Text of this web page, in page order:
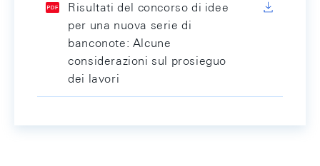
Risultati del concorso di idee
per una nuova serie di
banconote: Alcune
considerazioni sul prosieguo
dei lavori